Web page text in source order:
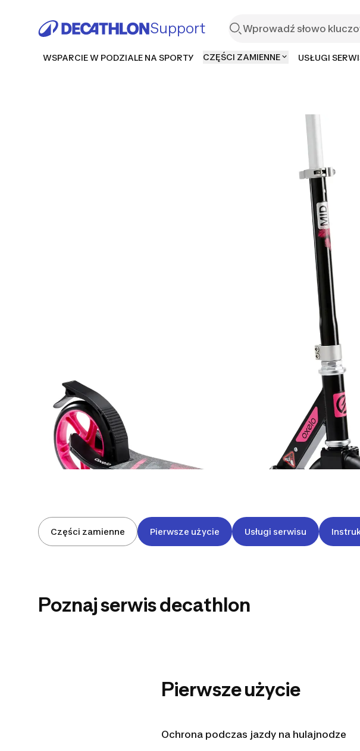
Support
WSPARCIE W PODZIALE NA SPORTY CZĘŚCI ZAMIENNE USŁUGI
Części zamienne Pierwsze użycie Usługi serwisu
Poznaj serwis decathlon
PARCOURSCLIENT
Pierwsze użycie
Ochrona podczas jazdy na hulajnodze